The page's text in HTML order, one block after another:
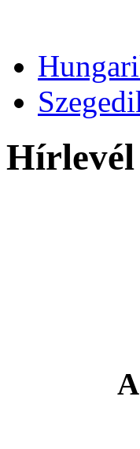
Hírlevél